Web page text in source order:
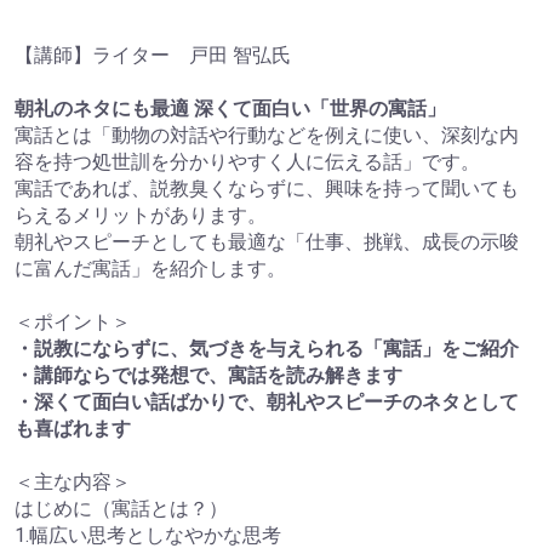
【講師】ライター 戸田 智弘氏
朝礼のネタにも最適 深くて面白い「世界の寓話」
寓話とは「動物の対話や行動などを例えに使い、深刻な内
容を持つ処世訓を分かりやすく人に伝える話」です。
寓話であれば、説教臭くならずに、興味を持って聞いても
らえるメリットがあります。
朝礼やスピーチとしても最適な「仕事、挑戦、成長の示唆
に富んだ寓話」を紹介します。
＜ポイント＞
・説教にならずに、気づきを与えられる「寓話」をご紹介
・講師ならでは発想で、寓話を読み解きます
・深くて面白い話ばかりで、朝礼やスピーチのネタとして
も喜ばれます
＜主な内容＞
はじめに（寓話とは？）
1.幅広い思考としなやかな思考